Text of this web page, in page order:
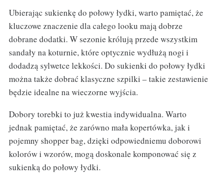
Ubierając sukienkę do połowy łydki, warto pamiętać, że
kluczowe znaczenie dla całego looku mają dobrze
dobrane dodatki. W sezonie królują przede wszystkim
sandały na koturnie, które optycznie wydłużą nogi i
dodadzą sylwetce lekkości. Do sukienki do połowy łydki
można także dobrać klasyczne szpilki – takie zestawienie
będzie idealne na wieczorne wyjścia.
Dobory torebki to już kwestia indywidualna. Warto
jednak pamiętać, że zarówno mała kopertówka, jak i
pojemny shopper bag, dzięki odpowiedniemu doborowi
kolorów i wzorów, mogą doskonale komponować się z
sukienką do połowy łydki.